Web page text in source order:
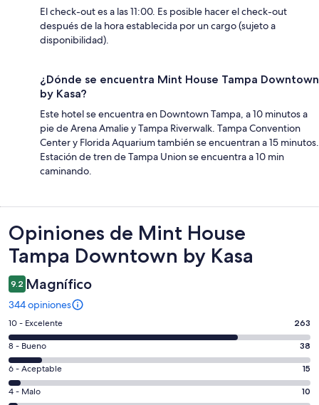
El check-out es a las 11:00. Es posible hacer el check-out
después de la hora establecida por un cargo (sujeto a
disponibilidad).
¿Dónde se encuentra Mint House Tampa Downtown
by Kasa?
Este hotel se encuentra en Downtown Tampa, a 10 minutos a
pie de Arena Amalie y Tampa Riverwalk. Tampa Convention
Center y Florida Aquarium también se encuentran a 15 minutos.
Estación de tren de Tampa Union se encuentra a 10 min
caminando.
Opiniones
Opiniones de Mint House
Tampa Downtown by Kasa
9.2 Magnífico
344 opiniones
Puntuación
de
10,
es
decir,
Excelente.
10 - Excelente 263
Puntuación
de
8,
es
8 - Bueno 38
Puntuación
de
6,
6 - Aceptable 15
Puntuación
4 - Malo 10